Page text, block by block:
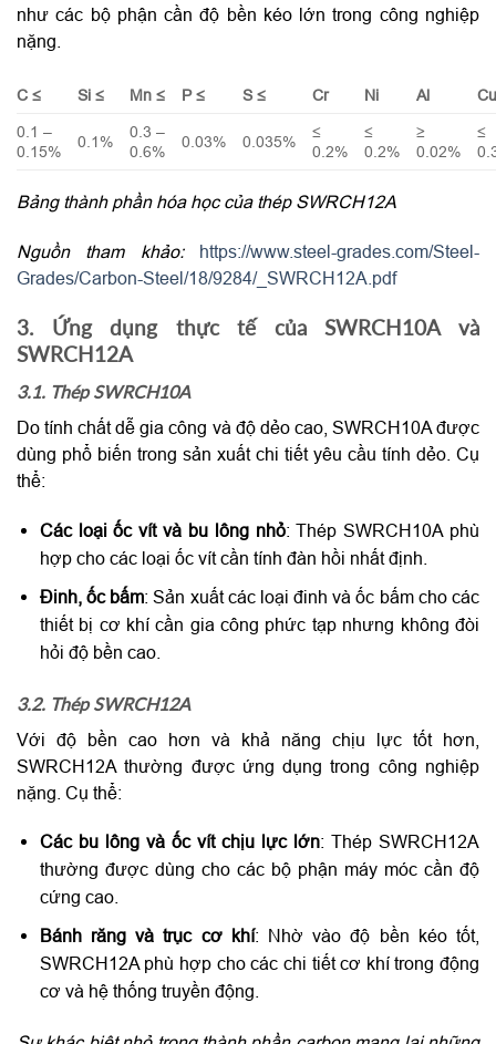
như các bộ phận cần độ bền kéo lớn trong công nghiệp
nặng.
C ≤ Si ≤ Mn ≤ P ≤ S ≤ Cr Ni Al
0.1 –
0.15%
0.1%
0.3 –
0.6%
0.03% 0.035%
≤
0.2%
≤
0.2%
≥
0.02%
≤
Bảng thành phần hóa học của thép SWRCH12A
Nguồn tham khảo: https://www.steel-grades.com/Steel-
Grades/Carbon-Steel/18/9284/_SWRCH12A.pdf
3. Ứng dụng thực tế của SWRCH10A và
SWRCH12A
3.1. Thép SWRCH10A
Do tính chất dễ gia công và độ dẻo cao, SWRCH10A được
dùng phổ biến trong sản xuất chi tiết yêu cầu tính dẻo. Cụ
thể:
Các loại ốc vít và bu lông nhỏ: Thép SWRCH10A phù
hợp cho các loại ốc vít cần tính đàn hồi nhất định.
Đinh, ốc bấm: Sản xuất các loại đinh và ốc bấm cho các
thiết bị cơ khí cần gia công phức tạp nhưng không đòi
hỏi độ bền cao.
3.2. Thép SWRCH12A
Với độ bền cao hơn và khả năng chịu lực tốt hơn,
SWRCH12A thường được ứng dụng trong công nghiệp
nặng. Cụ thể:
Các bu lông và ốc vít chịu lực lớn: Thép SWRCH12A
thường được dùng cho các bộ phận máy móc cần độ
cứng cao.
Bánh răng và trục cơ khí: Nhờ vào độ bền kéo tốt,
SWRCH12A phù hợp cho các chi tiết cơ khí trong động
cơ và hệ thống truyền động.